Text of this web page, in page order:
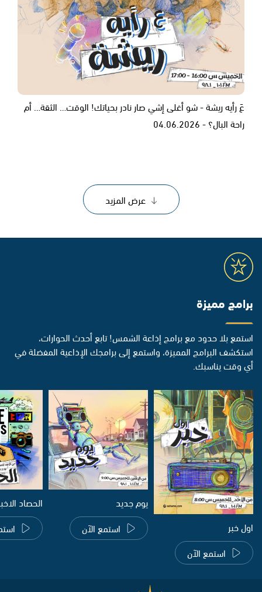
عَ رأيه ريشة - شو أغلى إشي صار نادر بحياتك! الوقت… الثقة… أم
راحة البال؟ - 04.06.2026
عرض المزيد
برامج مميزة
استمع بلا حدود مع برامج إذاعة الشمس! تابع أحدث الحوارات،
استكشف البرامج المميزة، واستمع إلى برامجك الإذاعية المفضلة في
أي وقت يناسبك.
اول خبر
استمع الآن
يوم جديد
استمع الآن
الحصاد